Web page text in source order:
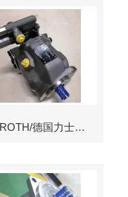
REXROTH/德国力士乐叶片泵